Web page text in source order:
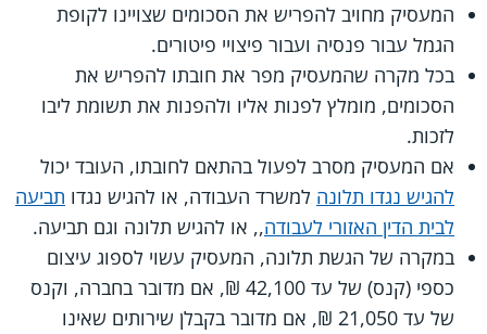
המעסיק מחויב להפריש את הסכומים שצויינו לקופת
הגמל עבור פנסיה ועבור פיצויי פיטורים.
בכל מקרה שהמעסיק מפר את חובתו להפריש את
הסכומים, מומלץ לפנות אליו ולהפנות את תשומת ליבו
לזכות.
אם המעסיק מסרב לפעול בהתאם לחובתו, העובד יכול
להגיש נגדו תלונה למשרד העבודה, או להגיש נגדו תביעה
לבית הדין האזורי לעבודה,, או להגיש תלונה וגם תביעה.
במקרה של הגשת תלונה, המעסיק עשוי לספוג עיצום
כספי (קנס) של עד 42,100 ₪, אם מדובר בחברה, וקנס
של עד 21,050 ₪, אם מדובר בקבלן שירותים שאינו